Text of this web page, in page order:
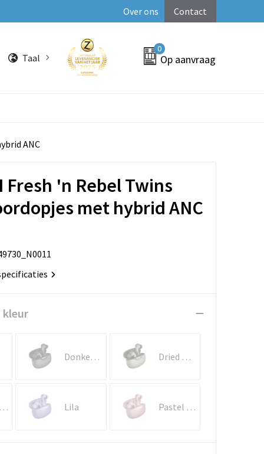
Over ons Contact
Taal
0
Op aanvraag
ANC
Fresh 'n Rebel Twins
met hybrid ANC
kleur
Donker gun metal Dried Green
Grijs Lila Pastel rose